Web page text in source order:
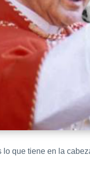
lo que tiene en la